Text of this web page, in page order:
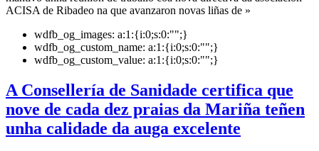
ACISA de Ribadeo na que avanzaron novas liñas de »
wdfb_og_images: a:1:{i:0;s:0:"";}
wdfb_og_custom_name: a:1:{i:0;s:0:"";}
wdfb_og_custom_value: a:1:{i:0;s:0:"";}
A Consellería de Sanidade certifica que
nove de cada dez praias da Mariña teñen
unha calidade da auga excelente